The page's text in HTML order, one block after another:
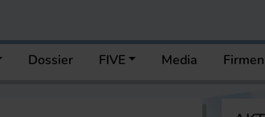
Dossier FIVE Media Firmen